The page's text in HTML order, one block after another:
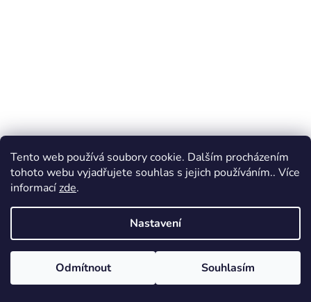
Tento web používá soubory cookie. Dalším procházením
tohoto webu vyjadřujete souhlas s jejich používáním.. Více
informacízde.
Nastavení
Odmítnout Souhlasím